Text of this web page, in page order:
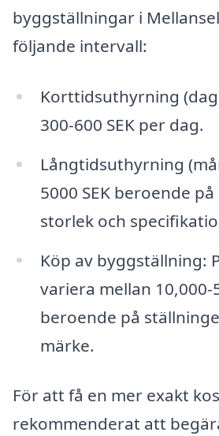
byggställningar i
följande intervall:
Korttidsuthyrning (dag
300-600 SEK per dag.
Långtidsuthyrning
5000 SEK beroende
storlek och
Köp av byggställning:
variera mellan 10,000-
beroende på
märke.
För att få en mer exakt
rekommenderat att